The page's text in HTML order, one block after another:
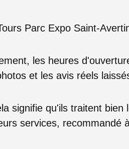
Parc Expo Saint-
les heures
et les avis réels
signifie qu'ils traitent bien
services, recommandé